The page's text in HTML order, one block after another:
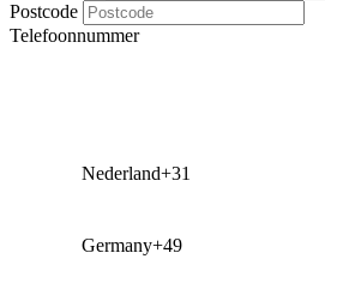
Postcode
Telefoonnummer
Nederland+31
Germany+49